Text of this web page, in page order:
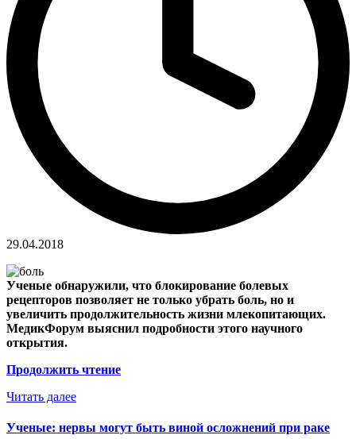
29.04.2018
Ученые обнаружили, что блокирование болевых
рецепторов позволяет не только убрать боль, но и
увеличить продолжительность жизни млекопитающих.
МедикФорум выяснил подробности этого научного
открытия.
Продолжить чтение
Читать далее
Ученые: нервы могут быть виной осложнений при раке